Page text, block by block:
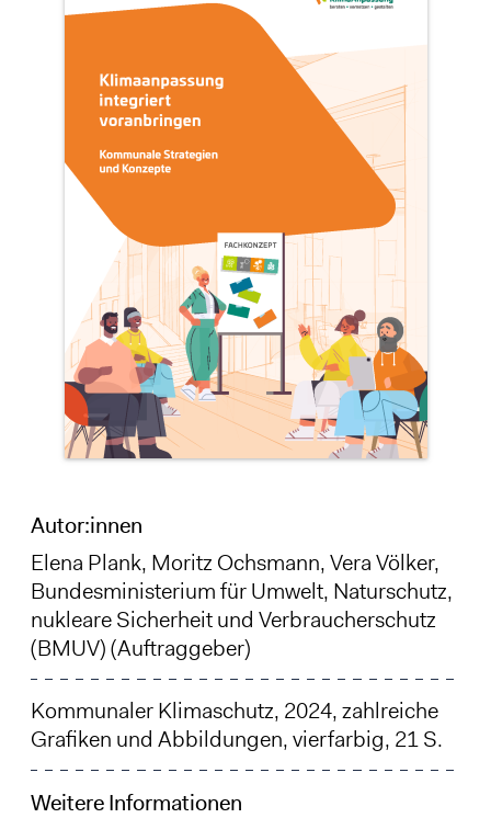
Autor:innen
Elena Plank, Moritz Ochsmann,Vera Völker,
Bundesministerium für Umwelt, Naturschutz,
nukleare Sicherheit und Verbraucherschutz
(BMUV) (Auftraggeber)
Kommunaler Klimaschutz, 2024, zahlreiche
Grafiken und Abbildungen, vierfarbig, 21 S.
Weitere Informationen